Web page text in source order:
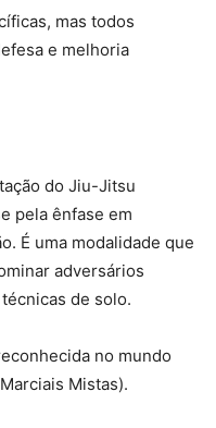
mas todos
e melhoria
do Jiu-Jitsu
pela ênfase em
É uma modalidade que
adversários
de solo.
no mundo
Mistas).